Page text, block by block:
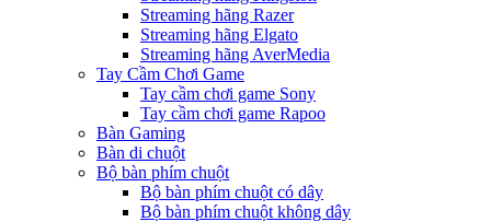
Streaming hãng Razer
Streaming hãng Elgato
Streaming hãng AverMedia
Tay Cầm Chơi Game
Tay cầm chơi game Sony
Tay cầm chơi game Rapoo
Bàn Gaming
Bàn di chuột
Bộ bàn phím chuột
Bộ bàn phím chuột có dây
Bộ bàn phím chuột không dây